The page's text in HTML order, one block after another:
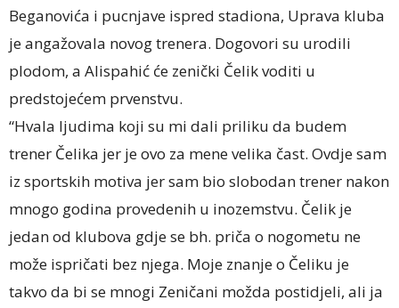
Beganovića i pucnjave ispred stadiona, Uprava kluba
je angažovala novog trenera. Dogovori su urodili
plodom, a Alispahić će zenički Čelik voditi u
predstojećem prvenstvu.
“Hvala ljudima koji su mi dali priliku da budem
trener Čelika jer je ovo za mene velika čast. Ovdje sam
iz sportskih motiva jer sam bio slobodan trener nakon
mnogo godina provedenih u inozemstvu. Čelik je
jedan od klubova gdje se bh. priča o nogometu ne
može ispričati bez njega. Moje znanje o Čeliku je
takvo da bi se mnogi Zeničani možda postidjeli, ali ja